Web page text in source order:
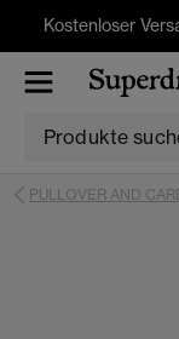
Kostenloser
PULLOVER AND